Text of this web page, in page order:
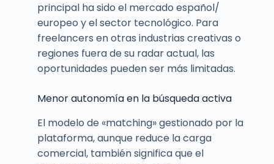
principal ha sido el mercado español/
europeo y el sector tecnológico. Para
freelancers en otras industrias creativas o
regiones fuera de su radar actual, las
oportunidades pueden ser más limitadas.
Menor autonomía en la búsqueda activa
El modelo de «matching» gestionado por la
plataforma, aunque reduce la carga
comercial, también significa que el